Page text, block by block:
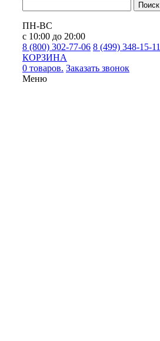
Поиск
ПН-ВС
с 10:00 до 20:00
8 (800) 302-77-06 8 (499) 348-15-11
КОРЗИНА
0 товаров. Заказать звонок
Меню